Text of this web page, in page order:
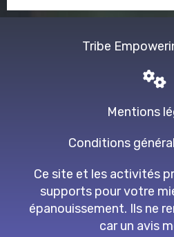
Tribe
Mentions
Conditions
Ce site et les activités
supports pour votre
épanouissement. Ils ne
car un avis